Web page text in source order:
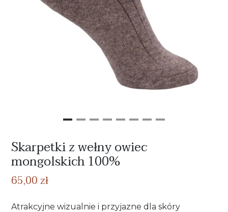
Skarpetki z wełny owiec
mongolskich 100%
65,00 zł
Atrakcyjne wizualnie i przyjazne dla skóry